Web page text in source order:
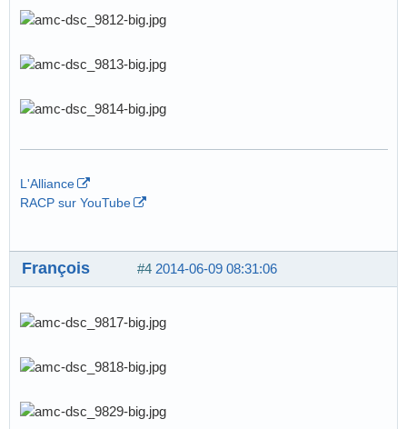
L'Alliance
RACP sur YouTube
#4 2014-06-09 08:31:06
François